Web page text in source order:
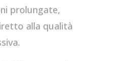
prolungate,
alla qualità